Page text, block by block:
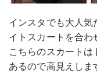
インスタでも大人気
イトスカートを合わ
こちらのスカート
あるので高見えしま